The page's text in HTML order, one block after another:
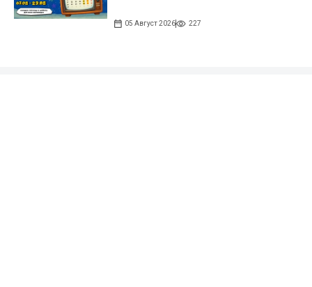
05 Август 2026 227